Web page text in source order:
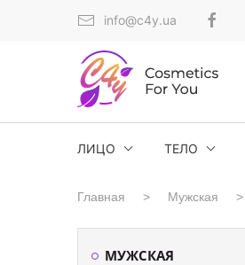
info@c4y.ua
ЛИЦО ТЕЛО
Главная Мужская
МУЖСКАЯ